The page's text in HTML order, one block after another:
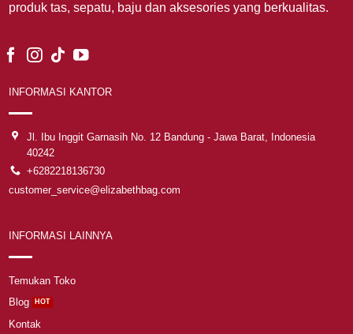
produk tas, sepatu, baju dan aksesories yang berkualitas.
INFORMASI KANTOR
Jl. Ibu Inggit Garnasih No. 12 Bandung - Jawa Barat, Indonesia
40242
+6282218136730
customer_service@elizabethbag.com
INFORMASI LAINNYA
Temukan Toko
Blog
Kontak